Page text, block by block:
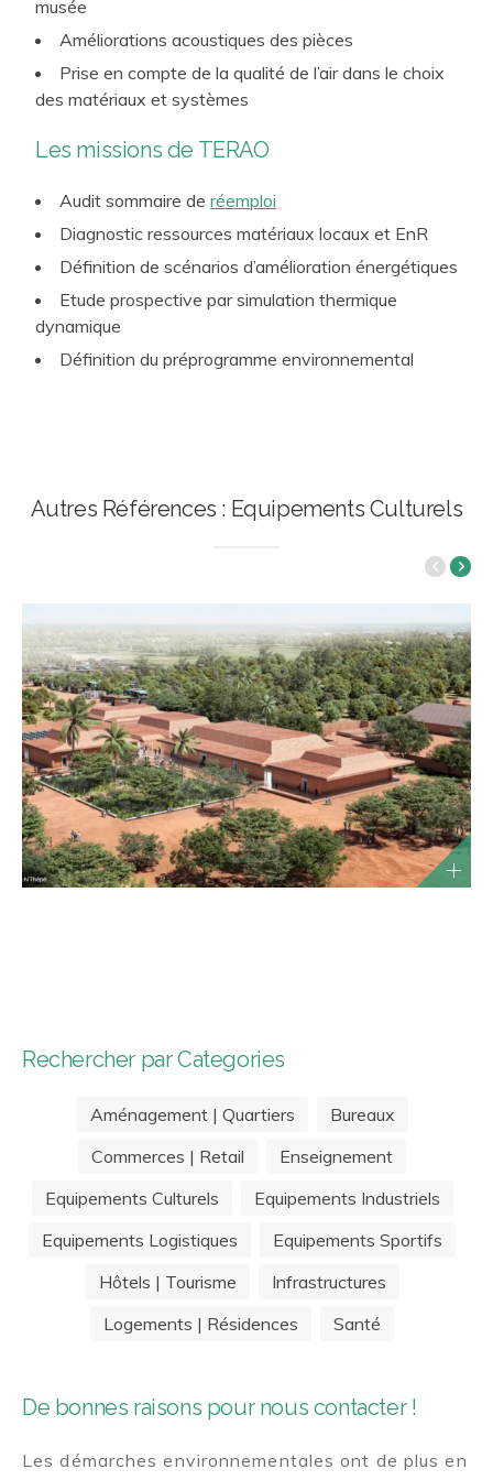
Versailles…).
musée
Améliorations acoustiques des pièces
Prise en compte de la qualité de l’air dans le choix
des matériaux et systèmes
Les missions de TERAO
Audit sommaire de réemploi
Diagnostic ressources matériaux locaux et EnR
Définition de scénarios d’amélioration énergétiques
Etude prospective par simulation thermique
dynamique
Définition du préprogramme environnemental
Autres Références : Equipements Culturels
Rechercher par Categories
Aménagement | Quartiers
Bureaux
Commerces | Retail
Enseignement
Equipements Culturels
Equipements Industriels
Equipements Logistiques
Equipements Sportifs
Hôtels | Tourisme
Infrastructures
Logements | Résidences
Santé
De bonnes raisons pour nous contacter !
Les démarches environnementales ont de plus en